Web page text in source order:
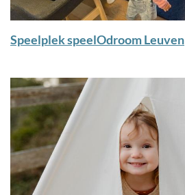
Speelplek speelOdroom Leuven